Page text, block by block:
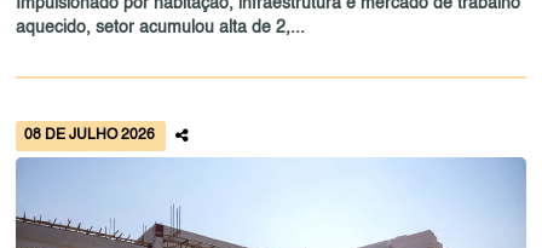
Impulsionado por habitação, infraestrutura e mercado de trabalho
aquecido, setor acumulou alta de 2,...
08 DE JULHO 2026